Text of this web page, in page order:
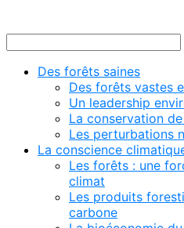
Des forêts saines
Des forêts vastes
Un leadership
La conservation
Les perturbations
La conscience
Les forêts : une
climat
Les produits
carbone